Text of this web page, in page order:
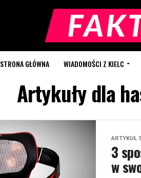
STRONA GŁÓWNA WIADOMOŚCI Z KIELC
Artykuły dla
ARTYKUŁ
3
w